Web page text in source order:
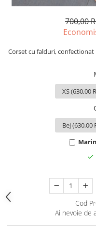
700,00
Corset cu falduri,
Cod
Ai nevoie de